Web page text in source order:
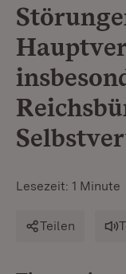
Lesezeit: 1 Minute
Teilen